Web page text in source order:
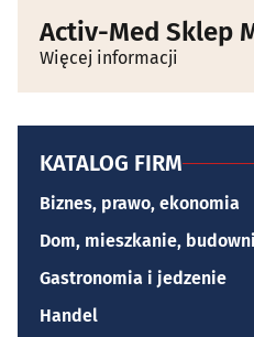
Activ-Med Sklep
Więcej informacji
KATALOG FIRM
Biznes, prawo, ekonomia
Dom, mieszkanie,
Gastronomia i jedzenie
Handel